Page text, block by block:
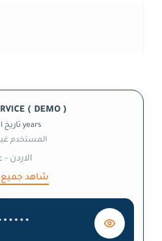
( DEMO )
تاريخ العضوية : 2 years
المستخدم
الاردن
شاهد جميع
* * * * *